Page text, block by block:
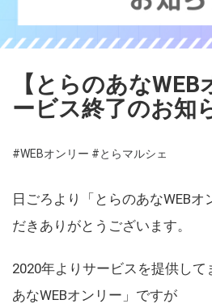
【とらのあな
ービス終了のお知
#WEBオンリー #とらマルシェ
日ごろより「とらのあなWEBオ
だきありがとうございます。
2020年よりサービスを提供し
あなWEBオンリー」ですが